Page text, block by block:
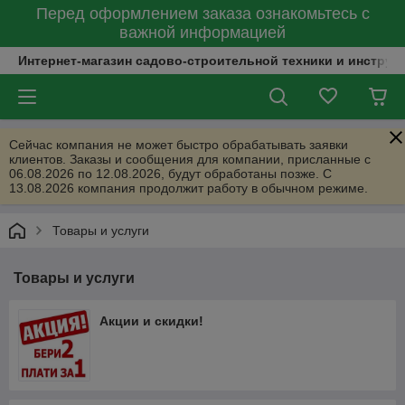
Перед оформлением заказа ознакомьтесь с
важной информацией
Интернет-магазин садово-строительной техники и
Сейчас компания не может быстро обрабатывать заявки
клиентов. Заказы и сообщения для компании, присланные с
06.08.2026 по 12.08.2026, будут обработаны позже. С
13.08.2026 компания продолжит работу в обычном режиме.
Товары и услуги
Товары и услуги
Акции и скидки!